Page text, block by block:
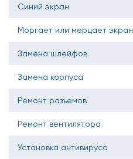
Синий экран
Моргает или мерцает экран
Замена шлейфов
Замена корпуса
Ремонт разъемов
Ремонт вентилятора
Установка антивируса